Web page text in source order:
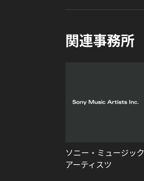
関連事務所
ソニー・ミュージック
アーティスツ